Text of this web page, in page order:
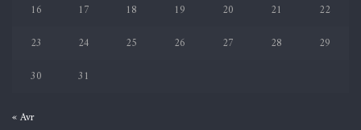
16
17 18 19 20 21
22
23
24 25 26 27 28
29
30
31
« Avr